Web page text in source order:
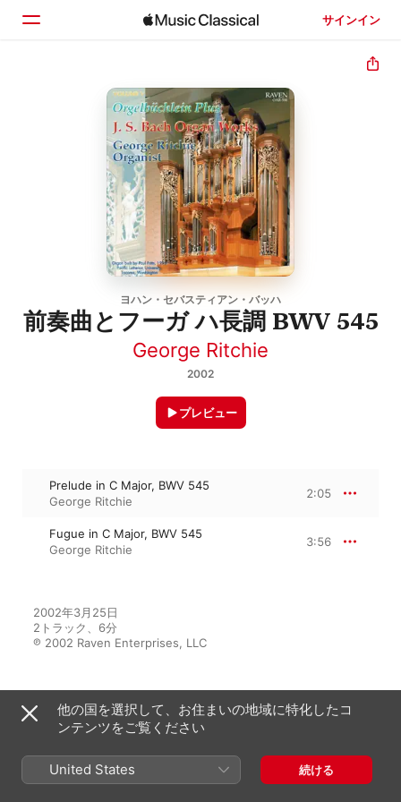
サインイン
見つける
ヨハン・セバスティアン・バッハ
前奏曲とフーガ ハ長調 BWV 545
George Ritchie
2002
プレビュー
Prelude in C Major, BWV 545
George Ritchie
2:05
Fugue in C Major, BWV 545
George Ritchie
3:56
2002年3月25日
2トラック、6分
℗ 2002 Raven Enterprises, LLC
アルバムから
Bach Organ Works Complete,
他の国を選択して、お住まいの地域に特化したコ
ンテンツをご覧ください
United States 続ける